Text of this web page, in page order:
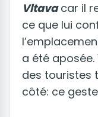
Vltavacar il
ce que lui
a été
des touristes
côté: ce